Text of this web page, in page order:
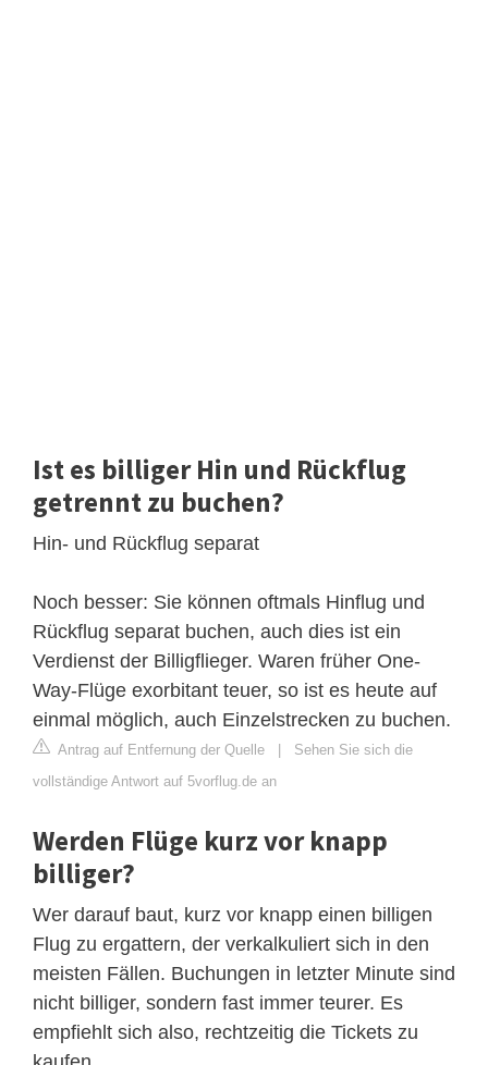
Ist es billiger Hin und Rückflug
getrennt zu buchen?
Hin- und Rückflug separat
Noch besser: Sie können oftmals Hinflug und
Rückflug separat buchen, auch dies ist ein
Verdienst der Billigflieger. Waren früher One-
Way-Flüge exorbitant teuer, so ist es heute auf
einmal möglich, auch Einzelstrecken zu buchen.
Antrag auf Entfernung der Quelle | Sehen Sie sich die
vollständige Antwort auf 5vorflug.de an
Werden Flüge kurz vor knapp
billiger?
Wer darauf baut, kurz vor knapp einen billigen
Flug zu ergattern, der verkalkuliert sich in den
meisten Fällen. Buchungen in letzter Minute sind
nicht billiger, sondern fast immer teurer. Es
empfiehlt sich also, rechtzeitig die Tickets zu